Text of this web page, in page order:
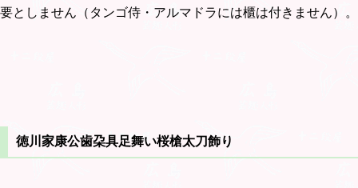
要としません（タンゴ侍・アルマドラには櫃は付きません）。
徳川家康公歯朶具足舞い桜槍太刀飾り